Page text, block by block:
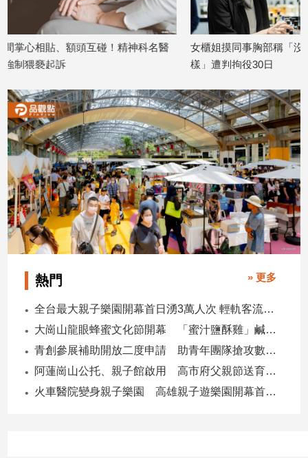
生
活
建
築/
室
內
設
計
旅
遊/
美
食
星
座/
費
健
康/
子/
名醫
女櫃姐摸同事胸部稱「沒吃炸雞才這
樣」遭判拘役30日
高雄藥局色
嗆：抱緊一
熱門 » 更多
全台最大親子樂園開幕首日湧3萬人次 輕軌客流增20倍
大崗山龍眼蜂蜜文化節開幕 「蜜汁鹽酥雞」鹹甜跨界搶話題
青創參展補助開放二度申請 助青年團隊搶攻數位轉型商機
阿蓮崗山公托、親子館啟用 高市府父親節送育兒暖禮
火車醫院變身親子樂園 高雄親子遊樂園開幕首日爆棚